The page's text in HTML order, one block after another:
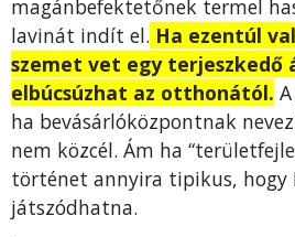
magánbefektetőnek termel
lavinát indít el. Ha ezentúl
szemet vet egy terjeszkedő
elbúcsúzhat az otthonától.
ha bevásárlóközpontnak
nem közcél. Ám ha
történet annyira tipikus, hogy
játszódhatna.